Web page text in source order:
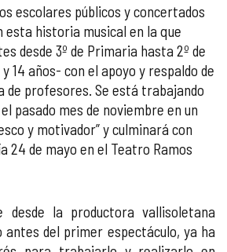
escolares públicos y concertados
historia musical en la que
desde 3º de Primaria hasta 2º de
14 años- con el apoyo y respaldo de
de profesores. Se está trabajando
pasado mes de noviembre en un
y motivador” y culminará con
24 de mayo en el Teatro Ramos
desde la productora vallisoletana
antes del primer espectáculo, ya ha